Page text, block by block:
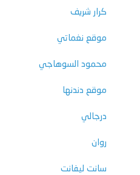
كرار شريف
موقع نغماتي
محمود السوهاجي
موقع دندنها
درجالي
روان
سانت ليفانت